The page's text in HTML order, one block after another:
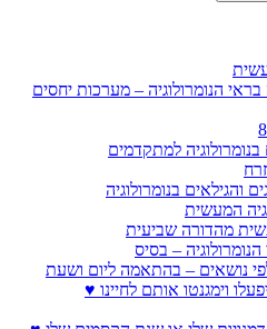
הנומרולוגיה – מערכות יחסים
למתקדמים
והגילאים בנומרולוגיה
המעשית
מהדורה שביעית
– בסיס
נושאים – בהתאמה ליום ושעת
וימגנטו אותם לחיינו ♥